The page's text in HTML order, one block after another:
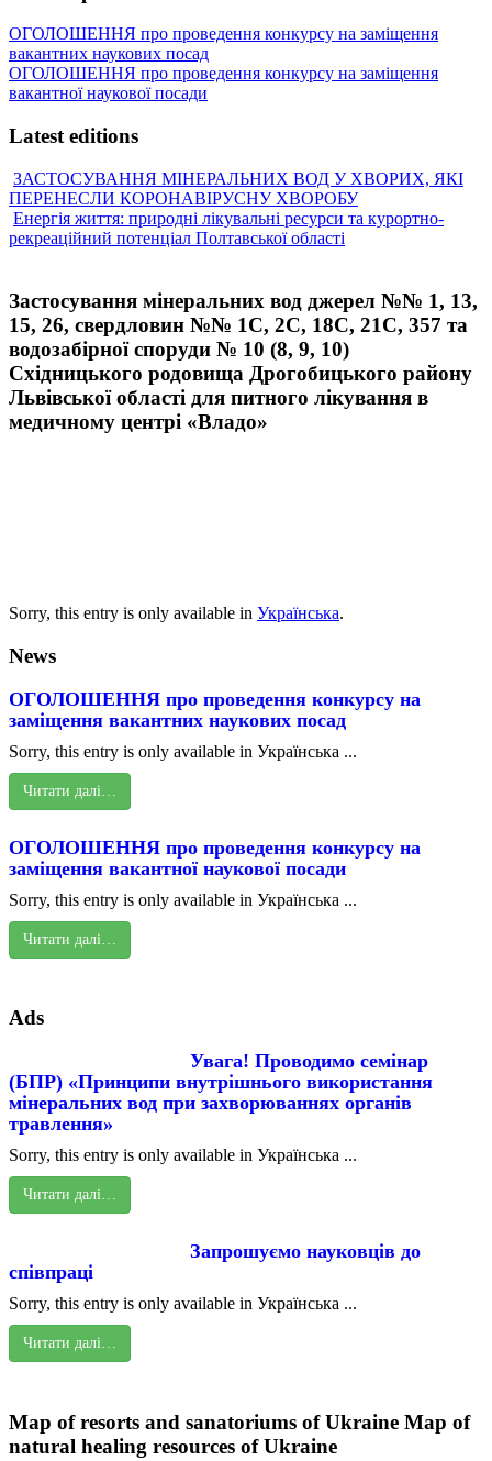
ОГОЛОШЕННЯ про проведення конкурсу на заміщення
вакантних наукових посад
ОГОЛОШЕННЯ про проведення конкурсу на заміщення
вакантної наукової посади
Latest editions
ЗАСТОСУВАННЯ МІНЕРАЛЬНИХ ВОД У ХВОРИХ, ЯКІ
ПЕРЕНЕСЛИ КОРОНАВІРУСНУ ХВОРОБУ
Енергія життя: природні лікувальні ресурси та курортно-
рекреаційний потенціал Полтавської області
Застосування мінеральних вод джерел №№ 1, 13,
15, 26, свердловин №№ 1С, 2С, 18С, 21С, 357 та
водозабірної споруди № 10 (8, 9, 10)
Східницького родовища Дрогобицького району
Львівської області для питного лікування в
медичному центрі «Владо»
Sorry, this entry is only available in Українська.
News
ОГОЛОШЕННЯ про проведення конкурсу на
заміщення вакантних наукових посад
Sorry, this entry is only available in Українська ...
Читати далі…
ОГОЛОШЕННЯ про проведення конкурсу на
заміщення вакантної наукової посади
Sorry, this entry is only available in Українська ...
Читати далі…
Ads
Увага! Проводимо семінар
(БПР) «Принципи внутрішнього використання
мінеральних вод при захворюваннях органів
травлення»
Sorry, this entry is only available in Українська ...
Читати далі…
Запрошуємо науковців до
співпраці
Sorry, this entry is only available in Українська ...
Читати далі…
Map of resorts and sanatoriums of Ukraine Map of
natural healing resources of Ukraine